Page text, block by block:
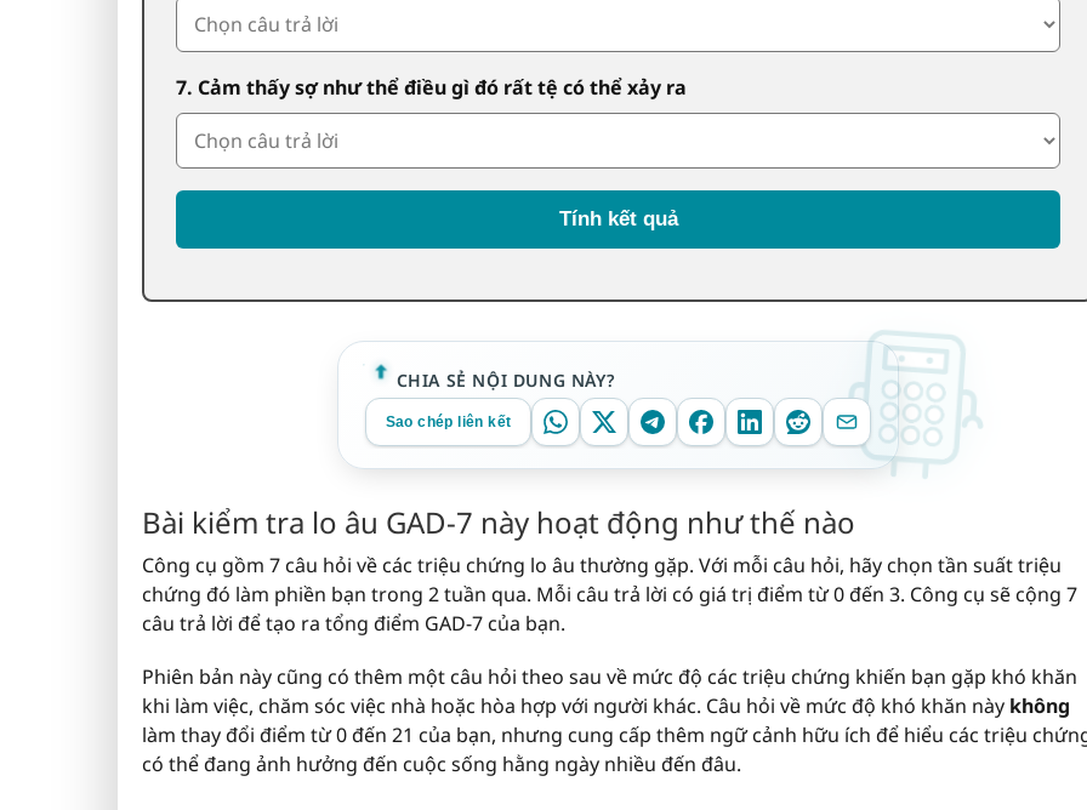
7. Cảm thấy sợ như thể điều gì đó rất tệ có thể xảy ra
Tính kết quả
CHIA SẺ NỘI DUNG NÀY?
Sao chép liên kết
Bài kiểm tra lo âu GAD-7 này hoạt động như thế nào
Công cụ gồm 7 câu hỏi về các triệu chứng lo âu thường gặp. Với mỗi câu hỏi, hãy chọn tần suất triệu
chứng đó làm phiền bạn trong 2 tuần qua. Mỗi câu trả lời có giá trị điểm từ 0 đến 3. Công cụ sẽ cộng 7
câu trả lời để tạo ra tổng điểm GAD-7 của bạn.
Phiên bản này cũng có thêm một câu hỏi theo sau về mức độ các triệu chứng khiến bạn gặp khó khăn
khi làm việc, chăm sóc việc nhà hoặc hòa hợp với người khác. Câu hỏi về mức độ khó khăn này không
làm thay đổi điểm từ 0 đến 21 của bạn, nhưng cung cấp thêm ngữ cảnh hữu ích để hiểu các triệu
có thể đang ảnh hưởng đến cuộc sống hằng ngày nhiều đến đâu.